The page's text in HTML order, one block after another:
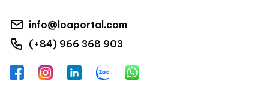
info@loaportal.com
(+84) 966 368 903
FacebookInstagramLinkedInZalo WhatsApp